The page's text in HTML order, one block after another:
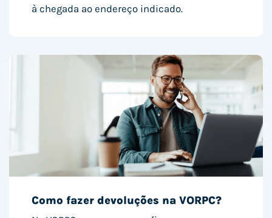
à chegada ao endereço indicado.
Como fazer devoluções na VORPC?